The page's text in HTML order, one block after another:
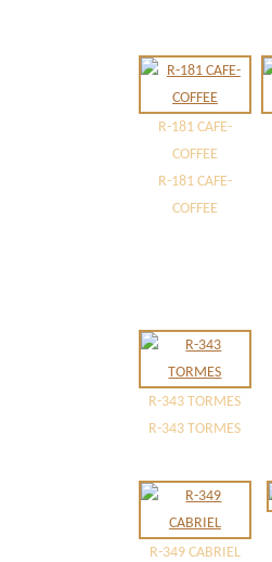
R-181 CAFE-
COFFEE
R-181 CAFE-
COFFEE
R-343 TORMES
R-343 TORMES
R-349 CABRIEL